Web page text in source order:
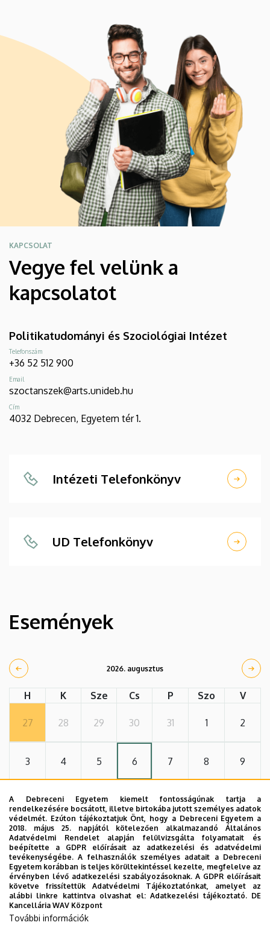
KAPCSOLAT
Vegye fel velünk a
kapcsolatot
Politikatudományi és Szociológiai Intézet
Telefonszám
+36 52 512 900
Email
szoctanszek@arts.unideb.hu
Cím
4032 Debrecen, Egyetem tér 1.
Intézeti Telefonkönyv
UD Telefonkönyv
Események
2026. augusztus
H K Sze Cs P Szo V
27 28 29 30 31 1 2
3 4 5 6 7 8 9
10 11 12 13 14 15 16
17 18 19 20 21 22 23
24 25 26 27 28 29 30
31 1
A Debreceni Egyetem kiemelt fontosságúnak tartja a
rendelkezésére bocsátott, illetve birtokába jutott személyes adatok
védelmét. Ezúton tájékoztatjuk Önt, hogy a Debreceni Egyetem a
2018. május 25. napjától kötelezően alkalmazandó Általános
Adatvédelmi Rendelet alapján felülvizsgálta folyamatait és
beépítette a GDPR előírásait az adatkezelési és adatvédelmi
tevékenységébe. A felhasználók személyes adatait a Debreceni
Egyetem korábban is teljes körültekintéssel kezelte, megfelelve az
érvényben lévő adatkezelési szabályozásoknak. A GDPR előírásait
követve frissítettük Adatvédelmi Tájékoztatónkat, amelyet az
alábbi linkre kattintva olvashat el:Adatkezelési tájékoztató. DE
Kancellária WAV Központ
További információk